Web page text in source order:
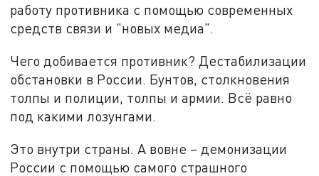
работу противника с помощью современных
средств связи и "новых медиа".
Чего добивается противник? Дестабилизации
обстановки в России. Бунтов, столкновения
толпы и полиции, толпы и армии. Всё равно
под какими лозунгами.
Это внутри страны. А вовне – демонизации
России с помощью самого страшного